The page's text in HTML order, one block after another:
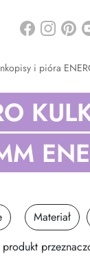
i pióra
Materiał